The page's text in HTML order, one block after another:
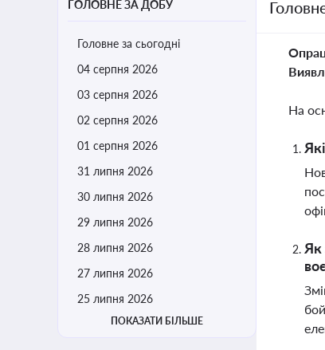
ГОЛОВНЕ ЗА ДОБУ
Головне за сьогодні
04 серпня 2026
03 серпня 2026
02 серпня 2026
01 серпня 2026
31 липня 2026
30 липня 2026
29 липня 2026
28 липня 2026
27 липня 2026
25 липня 2026
ПОКАЗАТИ БІЛЬШЕ
На
Як